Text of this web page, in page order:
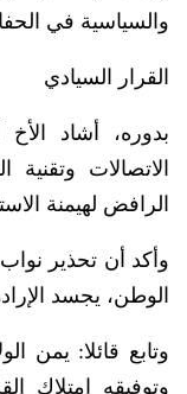
والسياسية في
القرار السيادي
بدوره، أشاد
الاتصالات
الرافض لهيمنة
وأكد أن تحذير
الوطن، يجسد
وتابع قائلا: يمن
وتوفيقه امتلاك